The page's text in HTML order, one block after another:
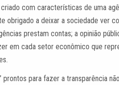
com características de uma
obrigado a deixar a sociedade ver
prestam contas; a opinião
em cada setor econômico que
para fazer a transparência